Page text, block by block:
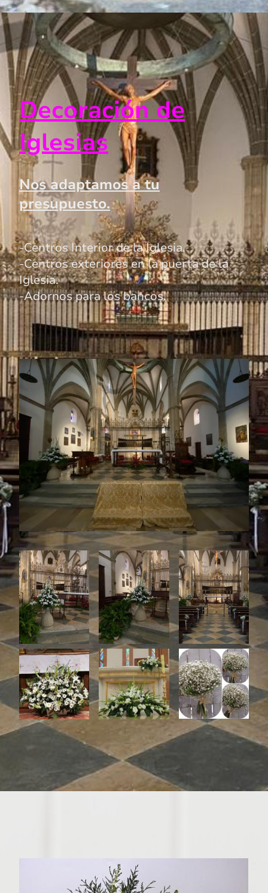
Decoración de
Iglesias
Nos adaptamos a tu
presupuesto.
-Centros Interior de la Iglesia.
-Centros exteriores en la puerta de la
Iglesia.
-Adornos para los bancos.